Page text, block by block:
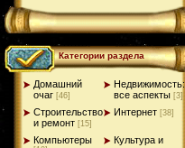
Категории раздела
Домашний
очаг [46]
Недвижимость:
все аспекты [3]
Строительство
и ремонт [15]
Интернет [38]
Компьютеры
Культура и